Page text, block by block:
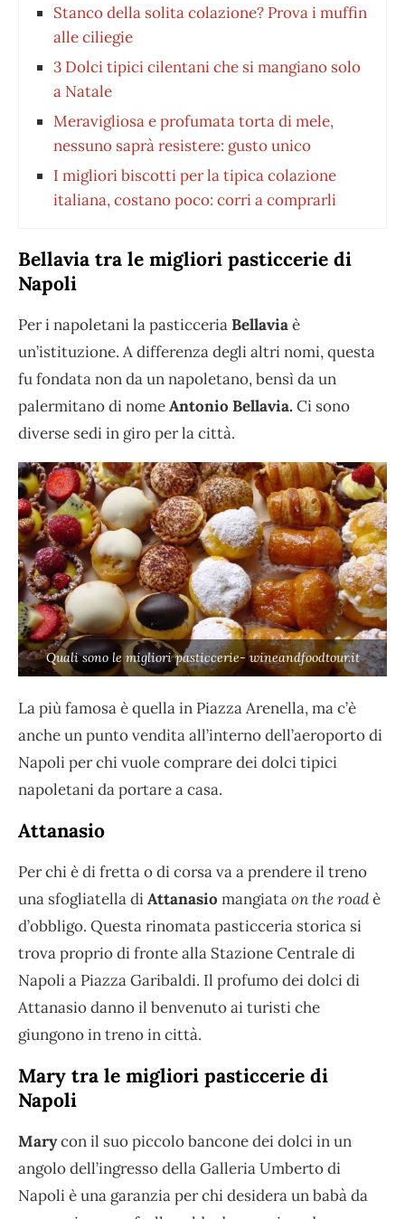
Stanco della solita colazione? Prova i muffin
alle ciliegie
3 Dolci tipici cilentani che si mangiano solo
a Natale
Meravigliosa e profumata torta di mele,
nessuno saprà resistere: gusto unico
I migliori biscotti per la tipica colazione
italiana, costano poco: corri a comprarli
Bellavia tra le migliori pasticcerie di
Napoli
Per i napoletani la pasticceriaBellaviaè
un’istituzione. A differenza degli altri nomi, questa
fu fondata non da un napoletano, bensì da un
palermitano di nomeAntonio Bellavia. Ci sono
diverse sedi in giro per la città.
Quali sono le migliori pasticcerie- wineandfoodtour.it
La più famosa è quella in Piazza Arenella, ma c’è
anche un punto vendita all’interno dell’aeroporto di
Napoli per chi vuole comprare dei dolci tipici
napoletani da portare a casa.
Attanasio
Per chi è di fretta o di corsa va a prendere il treno
una sfogliatella diAttanasio mangiataon the roadè
d’obbligo. Questa rinomata pasticceria storica si
trova proprio di fronte alla Stazione Centrale di
Napoli a Piazza Garibaldi. Il profumo dei dolci di
Attanasio danno il benvenuto ai turisti che
giungono in treno in città.
Mary tra le migliori pasticcerie di
Napoli
Marycon il suo piccolo bancone dei dolci in un
angolo dell’ingresso della Galleria Umberto di
Napoli è una garanzia per chi desidera un babà da